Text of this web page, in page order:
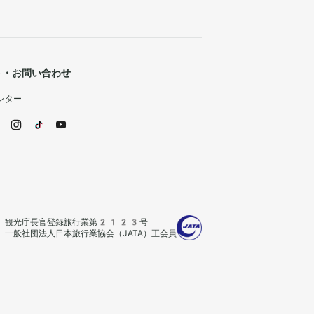
お問い合わせ
ター
観光庁長官登録旅行業第2123号
一般社団法人日本旅行業協会（JATA）正会員